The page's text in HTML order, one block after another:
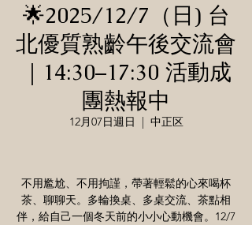
🌟2025/12/7（日) 台
北優質熟齡午後交流會
｜14:30–17:30 活動成
團熱報中
12月07日週日
  |
中正区
不用尷尬、不用拘謹，帶著輕鬆的心來喝杯
茶、聊聊天。多輪換桌、多桌交流、茶點相
伴，給自己一個冬天前的小小心動機會。12/7